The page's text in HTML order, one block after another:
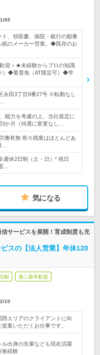
05
、領収書、病院・銀行の順番
紙のメーカー営業。◆既存のお
迎＞★未経験からプロの知識
）◆要普免（AT限定可）◆学
永田3丁目9番27号 ※転勤なし
能力を考慮の上、当社規定に
か月（待遇に変更なし…
働有無:有※残業はほとんどあ
…
週休2日制（土・日）* 祝日
…
気になる
サービスを展開！育成制度も充
スの【法人営業】年休120
制 第二新卒歓迎
10
西エリアのクライアントに向
案いただくお仕事です。
ル出身の先輩なども現在活躍
衝経験